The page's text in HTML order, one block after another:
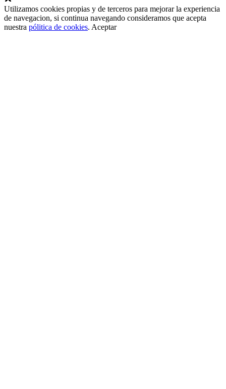
Utilizamos cookies propias y de terceros para mejorar la experiencia
de navegacion, si continua navegando consideramos que acepta
nuestra pólitica de cookies. Aceptar